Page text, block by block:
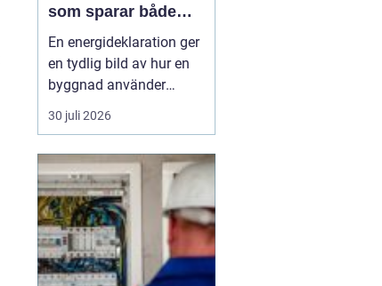
som sparar både
energi och pengar
En energideklaration ger
en tydlig bild av hur en
byggnad använder
energi. Den visar hur
mycket energi som går
varmvatten och
fastighetsel, och vilka
åtgärder som kan göra
huset mer effektivt. I
Örebro, där klimatet
ställer krav ...
30 juli 2026